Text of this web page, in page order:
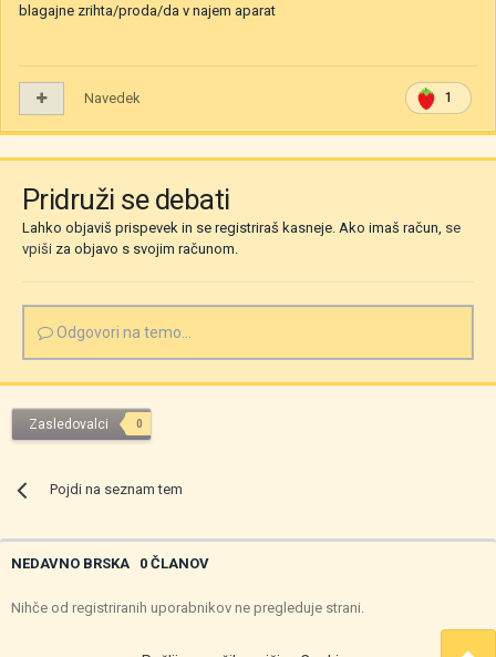
blagajne zrihta/proda/da v najem aparat
1
Navedek
Pridruži se debati
Lahko objaviš prispevek in se registriraš kasneje. Ako imaš račun, se
vpiši za objavo s svojim računom.
Odgovori na temo...
Zasledovalci 0
Pojdi na seznam tem
NEDAVNO BRSKA 0 ČLANOV
Nihče od registriranih uporabnikov ne pregleduje strani.